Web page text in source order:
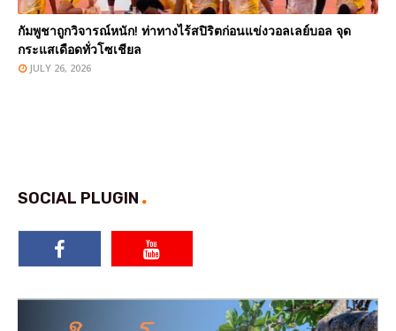
กัมพูชาถูกวิจารณ์หนัก! ท่าทางไร้สปิริตก่อนแข่งวอลเลย์บอล จุด
กระแสเดือดทั่วโซเชียล
JULY 26, 2026
SOCIAL PLUGIN